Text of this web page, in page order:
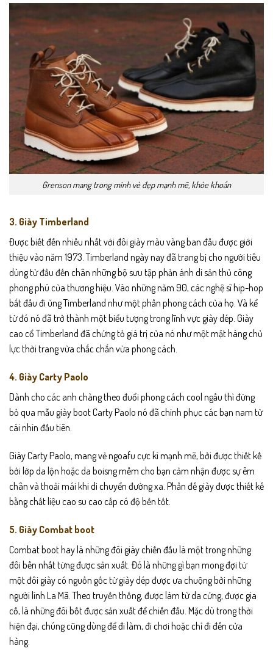
Grenson mang trong mình vẻ đẹp mạnh mẽ, khỏe khoắn
3. Giày Timberland
Được biết đến nhiều nhất với đôi giày màu vàng ban đầu được giới
thiệu vào năm 1973. Timberland ngày nay đã trang bị cho người tiêu
dùng từ đầu đến chân những bộ sưu tập phản ánh di sản thủ công
phong phú của thương hiệu. Vào những năm 90, các nghệ sĩ hip-hop
bắt đầu đi ủng Timberland như một phần phong cách của họ. Và kể
từ đó nó đã trở thành một biểu tượng trong lĩnh vực giày dép. Giày
cao cổ Timberland đã chứng tỏ giá trị của nó như một mặt hàng chủ
lực thời trang vừa chắc chắn vừa phong cách.
4. Giày Carty Paolo
Dành cho các anh chàng theo đuổi phong cách cool ngầu thì đừng
bỏ qua mẫu giày boot Carty Paolo nó đã chinh phục các bạn nam từ
cái nhìn đầu tiên.
Giày Carty Paolo, mang vẻ ngoafu cực kì mạnh mẽ, bởi được thiết kế
bởi lớp da lộn hoặc da boisng mềm cho bạn cảm nhận được sự êm
chân và thoải mái khi di chuyển đường xa. Phần đế giày được thiết kế
bằng chất liệu cao su cao cấp có độ bền tốt.
5. Giày Combat boot
Combat boot hay là những đôi giày chiến đấu là một trong những
đôi bền nhất từng được sản xuất. Đó là những gì bạn mong đợi từ
một đôi giày có nguồn gốc từ giày dép được ưa chuộng bởi những
người lính La Mã. Theo truyền thống, được làm từ da cứng, được gia
cố, là những đôi bốt được sản xuất để chiến đấu. Mặc dù trong thời
hiện đại, chúng cũng dùng để đi làm, đi chơi hoặc chỉ đi đến cửa
hàng.